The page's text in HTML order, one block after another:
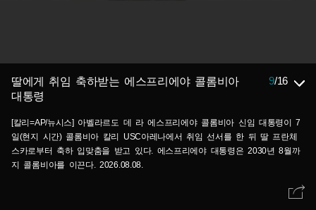
딸에게 취임 축하받는 에스프리에야 콜롬비아
대통령
9/16
[칼리=AP/뉴시스] 아벨라르도 데 라 에스프리에야 콜롬비아 신임 대통령이 7
일(현지 시간) 콜롬비아 칼리 USC아레나에서 취임 선서를 한 뒤 딸 프란체
스카로부터 축하 입맞춤을 받고 있다. 에스프리에야 대통령은 2030년 8월까
지 콜롬비아를 이끈다. 2026.08.08.